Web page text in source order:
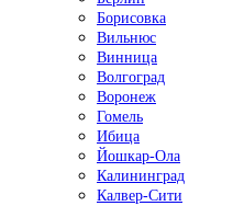
Борисовка
Вильнюс
Винница
Волгоград
Воронеж
Гомель
Ибица
Йошкар-Ола
Калининград
Калвер-Сити